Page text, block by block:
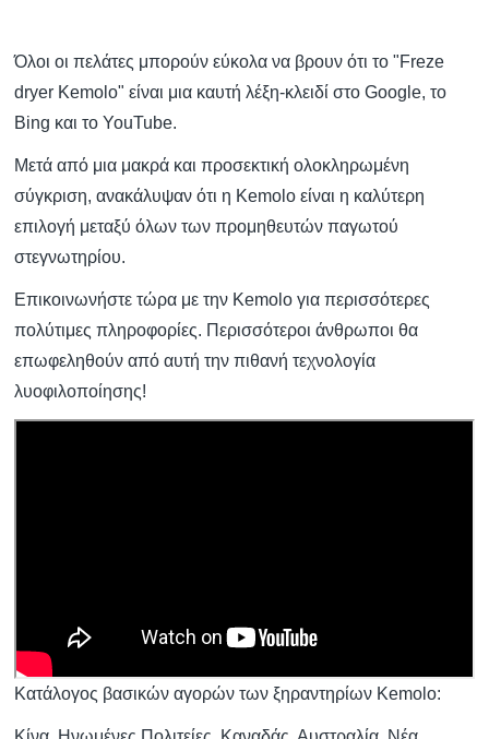
Όλοι οι πελάτες μπορούν εύκολα να βρουν ότι το "Freze
dryer Kemolo" είναι μια καυτή λέξη-κλειδί στο Google, το
Bing και το YouTube.
Μετά από μια μακρά και προσεκτική ολοκληρωμένη
σύγκριση, ανακάλυψαν ότι η Kemolo είναι η καλύτερη
επιλογή μεταξύ όλων των προμηθευτών παγωτού
στεγνωτηρίου.
Επικοινωνήστε τώρα με την Kemolo για περισσότερες
πολύτιμες πληροφορίες. Περισσότεροι άνθρωποι θα
επωφεληθούν από αυτή την πιθανή τεχνολογία
λυοφιλοποίησης!
Κατάλογος βασικών αγορών των ξηραντηρίων Kemolo: